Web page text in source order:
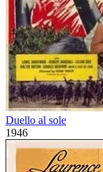
Duello al sole
1946